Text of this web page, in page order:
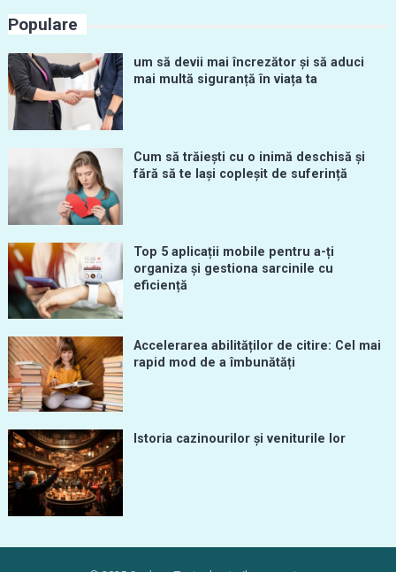
Populare
um să devii mai încrezător și să aduci
mai multă siguranță în viața ta
Cum să trăiești cu o inimă deschisă și
fără să te lași copleșit de suferință
Top 5 aplicații mobile pentru a-ți
organiza și gestiona sarcinile cu
eficiență
Accelerarea abilităților de citire: Cel mai
rapid mod de a îmbunătăți
Istoria cazinourilor și veniturile lor